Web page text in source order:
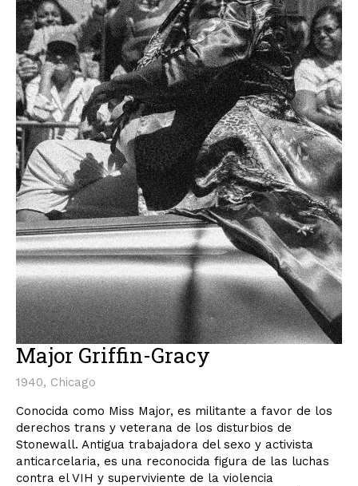
Major Griffin-Gracy
1940, Chicago
Conocida como Miss Major, es militante a favor de los
derechos trans y veterana de los disturbios de
Stonewall. Antigua trabajadora del sexo y activista
anticarcelaria, es una reconocida figura de las luchas
contra el VIH y superviviente de la violencia